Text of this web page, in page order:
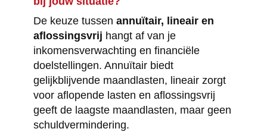
De keuze tussen annuïtair, lineair en
aflossingsvrij hangt af van je
inkomensverwachting en financiële
doelstellingen. Annuïtair biedt
gelijkblijvende maandlasten, lineair zorgt
voor aflopende lasten en aflossingsvrij
geeft de laagste maandlasten, maar geen
schuldvermindering.